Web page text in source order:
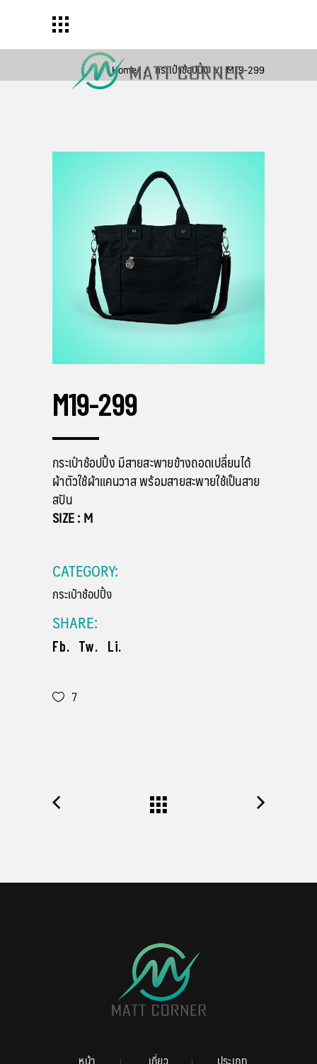
Home / กระเป๋าช้อปปิ้ง / M19-299
M19-299
กระเป๋าช้อปปิ้ง มีสายสะพายข้างถอดเปลี่ยนได้
ผ้าตัวใช้ผ้าแคนวาส พร้อมสายสะพายใช้เป็นสาย
สปัน
SIZE : M
CATEGORY:
กระเป๋าช้อปปิ้ง
SHARE:
Fb. Tw. Li.
7
หน้า เกี่ยว ประเภท